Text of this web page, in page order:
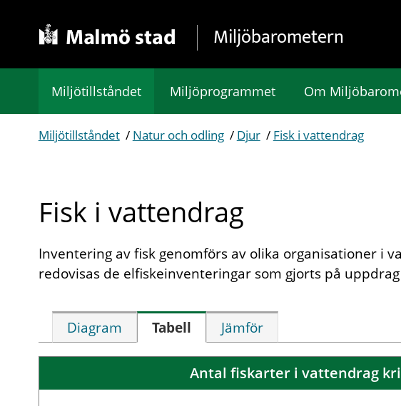
Miljöbarometern
Miljötillståndet Miljöprogrammet Om
Miljötillståndet / Natur och odling / Djur / Fisk i vattendrag
Fisk i vattendrag
Inventering av fisk genomförs av olika organisationer i
redovisas de elfiskeinventeringar som gjorts på
Diagram Tabell Jämför
Antal fiskarter i vattendrag